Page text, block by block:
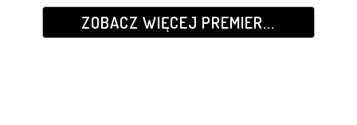
ZOBACZ WIĘCEJ PREMIER...